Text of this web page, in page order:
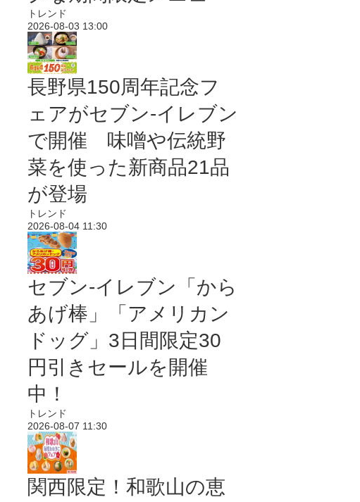
トレンド
2026-08-03 13:00
長野県150周年記念フ
ェアがセブン-イレブン
で開催 味噌や伝統野
菜を使った新商品21品
が登場
トレンド
2026-08-04 11:30
セブン‐イレブン「から
あげ棒」「アメリカン
ドッグ」3日間限定30
円引きセールを開催
中！
トレンド
2026-08-07 11:30
関西限定！和歌山の恵